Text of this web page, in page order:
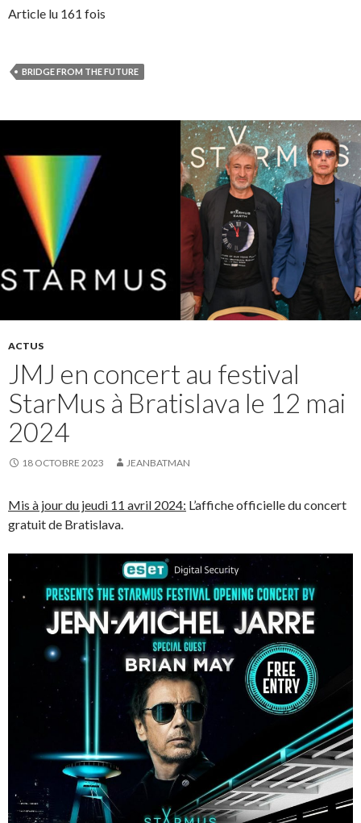
Article lu 161 fois
BRIDGE FROM THE FUTURE
ACTUS
JMJ en concert au festival
StarMus à Bratislava le 12 mai
2024
18 OCTOBRE 2023 JEANBATMAN
Mis à jour du jeudi 11 avril 2024: L’affiche officielle du concert
gratuit de Bratislava.